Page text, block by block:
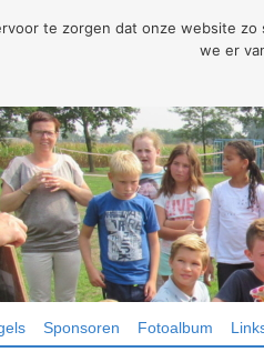
Sponsoren Fotoalbum
te zorgen dat onze website
we er